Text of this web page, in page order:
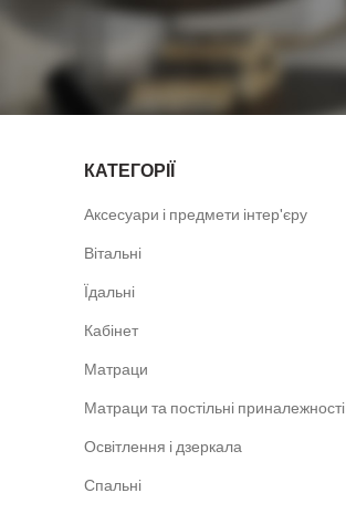
КАТЕГОРІЇ
Аксесуари і предмети інтер'єру
Вітальні
Їдальні
Кабінет
Матраци
Матраци та постільні приналежності
Освітлення і дзеркала
Спальні